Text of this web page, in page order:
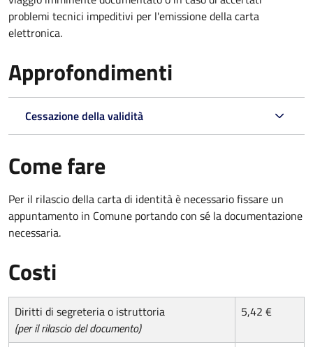
problemi tecnici impeditivi per l'emissione della carta
elettronica.
Approfondimenti
Cessazione della validità
Come fare
Per il rilascio della carta di identità è necessario fissare un
appuntamento in Comune portando con sé la documentazione
necessaria.
Costi
Diritti di segreteria o istruttoria
(per il rilascio del documento)
5,42 €